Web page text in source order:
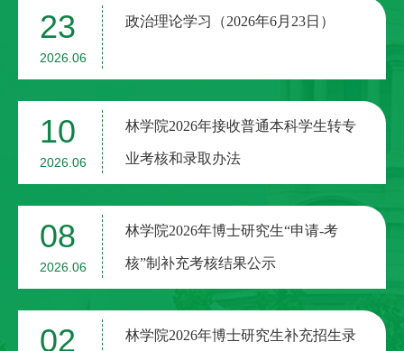
23
2026.06
政治理论学习（2026年6月23日）
10
2026.06
林学院2026年接收普通本科学生转专
业考核和录取办法
08
2026.06
林学院2026年博士研究生“申请-考
核”制补充考核结果公示
02 林学院2026年博士研究生补充招生录